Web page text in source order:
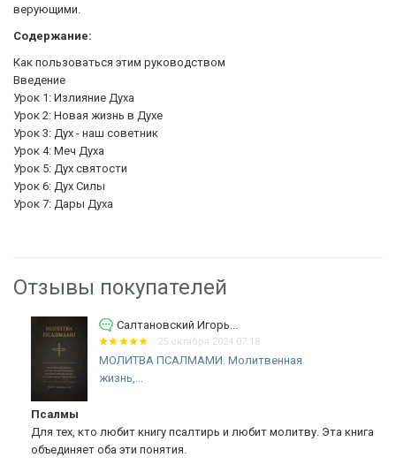
верующими.
Содержание:
Как пользоваться этим руководством
Введение
Урок 1: Излияние Духа
Урок 2: Новая жизнь в Духе
Урок 3: Дух - наш советник
Урок 4: Меч Духа
Урок 5: Дух святости
Урок 6: Дух Силы
Урок 7: Дары Духа
Отзывы покупателей
Салтановский Игорь...
25 октября 2024 07:18
МОЛИТВА ПСАЛМАМИ. Молитвенная
жизнь,...
Псалмы
Для тех, кто любит книгу псалтирь и любит молитву. Эта книга
объединяет оба эти понятия.